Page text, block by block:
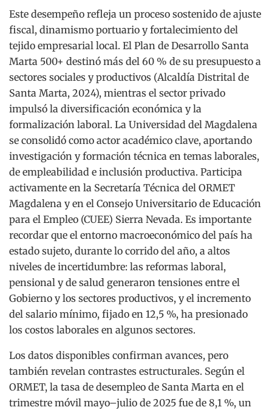
Este desempeño refleja un proceso sostenido de ajuste
fiscal, dinamismo portuario y fortalecimiento del
tejido empresarial local. El Plan de Desarrollo Santa
Marta 500+ destinó más del 60 % de su presupuesto a
sectores sociales y productivos (Alcaldía Distrital de
Santa Marta, 2024), mientras el sector privado
impulsó la diversificación económica y la
formalización laboral. La Universidad del Magdalena
se consolidó como actor académico clave, aportando
investigación y formación técnica en temas laborales,
de empleabilidad e inclusión productiva. Participa
activamente en la Secretaría Técnica del ORMET
Magdalena y en el Consejo Universitario de Educación
para el Empleo (CUEE) Sierra Nevada. Es importante
recordar que el entorno macroeconómico del país ha
estado sujeto, durante lo corrido del año, a altos
niveles de incertidumbre: las reformas laboral,
pensional y de salud generaron tensiones entre el
Gobierno y los sectores productivos, y el incremento
del salario mínimo, fijado en 12,5 %, ha presionado
los costos laborales en algunos sectores.
Los datos disponibles confirman avances, pero
también revelan contrastes estructurales. Según el
ORMET, la tasa de desempleo de Santa Marta en el
trimestre móvil mayo–julio de 2025 fue de 8,1 %, un